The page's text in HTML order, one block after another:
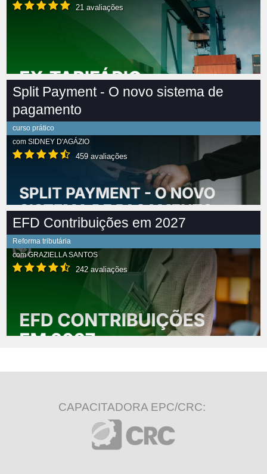
21 avaliações
Split Payment - O novo sistema de
pagamento
curso prático
com SIDNEY D'AGÁZIO
459 avaliações
EFD Contribuições em 2027
Reforma tributária
comGRAZIELLA SANTOS
242 avaliações
CAPACITADORA EPC/CRC: